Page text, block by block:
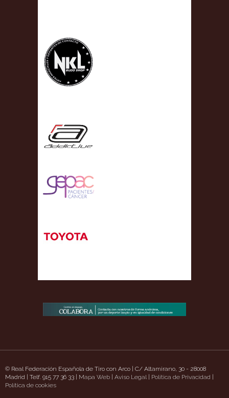
© Real Federación Española de Tiro con Arco | C/ Altamirano, 30 - 28008
Madrid | Telf. 915 77 36 33 | Mapa Web Aviso Legal| Política de Privacidad
Política de cookies
https://www.uavpioneers.com/